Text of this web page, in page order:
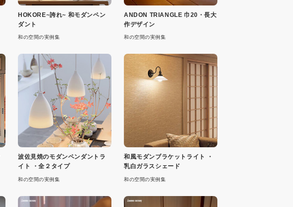
HOKORE~誇れ~ 和モダンペン
ダント
和の空間の実例集
ANDON TRIANGLE 巾20・長大
作デザイン
和の空間の実例集
波佐見焼のモダンペンダントラ
イト ・全２タイプ
和の空間の実例集
和風モダンブラケットライト ・
乳白ガラスシェード
和の空間の実例集